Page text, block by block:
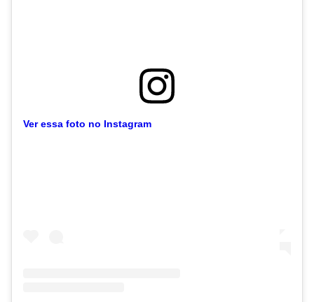
Ver essa foto no Instagram